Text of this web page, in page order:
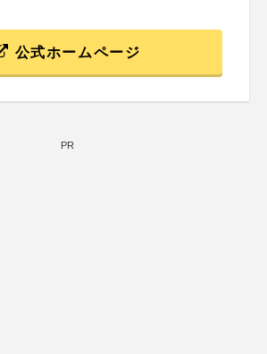
公式ホームページ
PR